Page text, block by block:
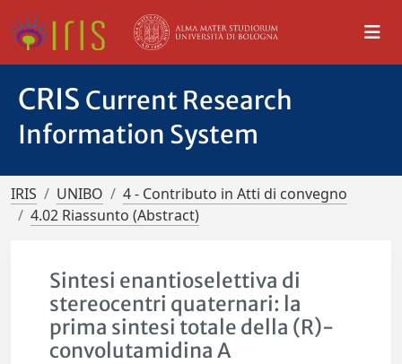
CRIS Current Research
Information System
IRIS UNIBO
4 - Contributo in Atti di convegno
4.02 Riassunto (Abstract)
Sintesi enantioselettiva di
stereocentri quaternari: la
prima sintesi totale della (R)-
convolutamidina A